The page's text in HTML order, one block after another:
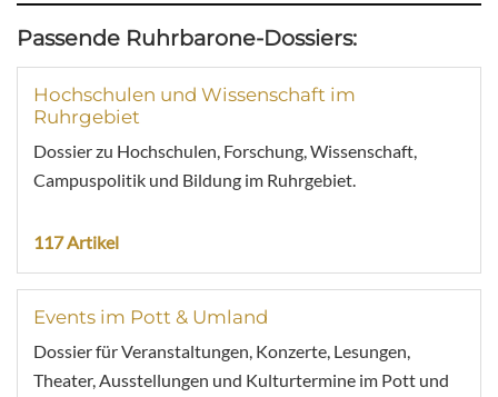
Passende Ruhrbarone-Dossiers:
Hochschulen und Wissenschaft im
Ruhrgebiet
Dossier zu Hochschulen, Forschung, Wissenschaft,
Campuspolitik und Bildung im Ruhrgebiet.
117 Artikel
Events im Pott & Umland
Dossier für Veranstaltungen, Konzerte, Lesungen,
Theater, Ausstellungen und Kulturtermine im Pott und